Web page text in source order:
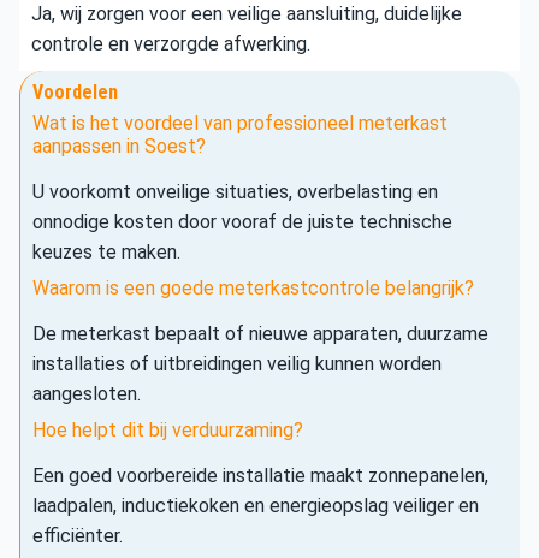
Ja, wij zorgen voor een veilige aansluiting, duidelijke
controle en verzorgde afwerking.
Voordelen
Wat is het voordeel van professioneel meterkast
aanpassen in Soest?
U voorkomt onveilige situaties, overbelasting en
onnodige kosten door vooraf de juiste technische
keuzes te maken.
Waarom is een goede meterkastcontrole belangrijk?
De meterkast bepaalt of nieuwe apparaten, duurzame
installaties of uitbreidingen veilig kunnen worden
aangesloten.
Hoe helpt dit bij verduurzaming?
Een goed voorbereide installatie maakt zonnepanelen,
laadpalen, inductiekoken en energieopslag veiliger en
efficiënter.